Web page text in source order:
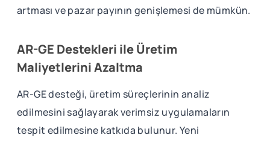
artması ve pazar payının genişlemesi de mümkün.
AR-GE Destekleri ile Üretim
Maliyetlerini Azaltma
AR-GE desteği, üretim süreçlerinin analiz
edilmesini sağlayarak verimsiz uygulamaların
tespit edilmesine katkıda bulunur. Yeni